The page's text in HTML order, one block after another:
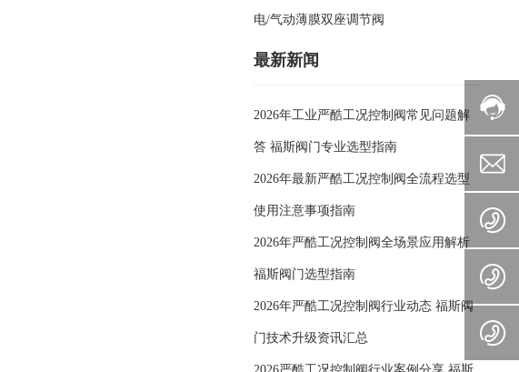
电/气动薄膜双座调节阀
最新新闻
2026年工业严酷工况控制阀常见问题解
答 福斯阀门专业选型指南
2026年最新严酷工况控制阀全流程选型
使用注意事项指南
2026年严酷工况控制阀全场景应用解析
福斯阀门选型指南
2026年严酷工况控制阀行业动态 福斯阀
门技术升级资讯汇总